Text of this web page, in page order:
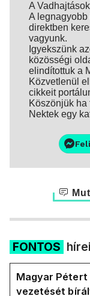
A
A legnagyobb
direktben
vagyunk.
Igyekszünk
közösségi
elindítottuk a
Közvetlenül
cikkeit
Köszönjük ha
Nektek egy
FONTOS
Magyar Pétert
vezetését